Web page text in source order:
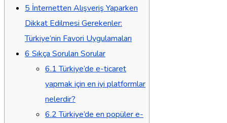
5 İnternetten Alışveriş Yaparken
Dikkat Edilmesi Gerekenler:
Türkiye’nin Favori Uygulamaları
6 Sıkça Sorulan Sorular
6.1Türkiye’de e-ticaret
yapmak için en iyi platformlar
nelerdir?
6.2Türkiye’de en popüler e-